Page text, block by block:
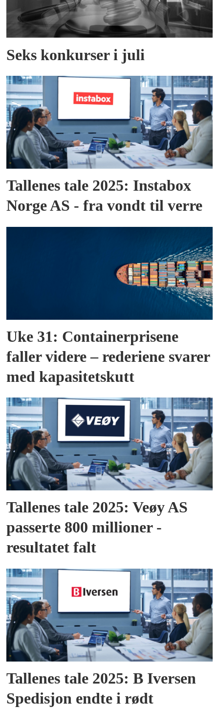
Seks konkurser i juli
Tallenes tale 2025: Instabox
Norge AS - fra vondt til verre
Uke 31: Containerprisene
faller videre – rederiene svarer
med kapasitetskutt
Tallenes tale 2025: Veøy AS
passerte 800 millioner -
resultatet falt
Tallenes tale 2025: B Iversen
Spedisjon endte i rødt